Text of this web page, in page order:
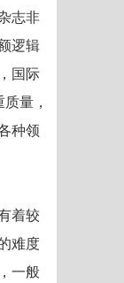
志非
逻辑
国际
量，
种领
着较
难度
一般